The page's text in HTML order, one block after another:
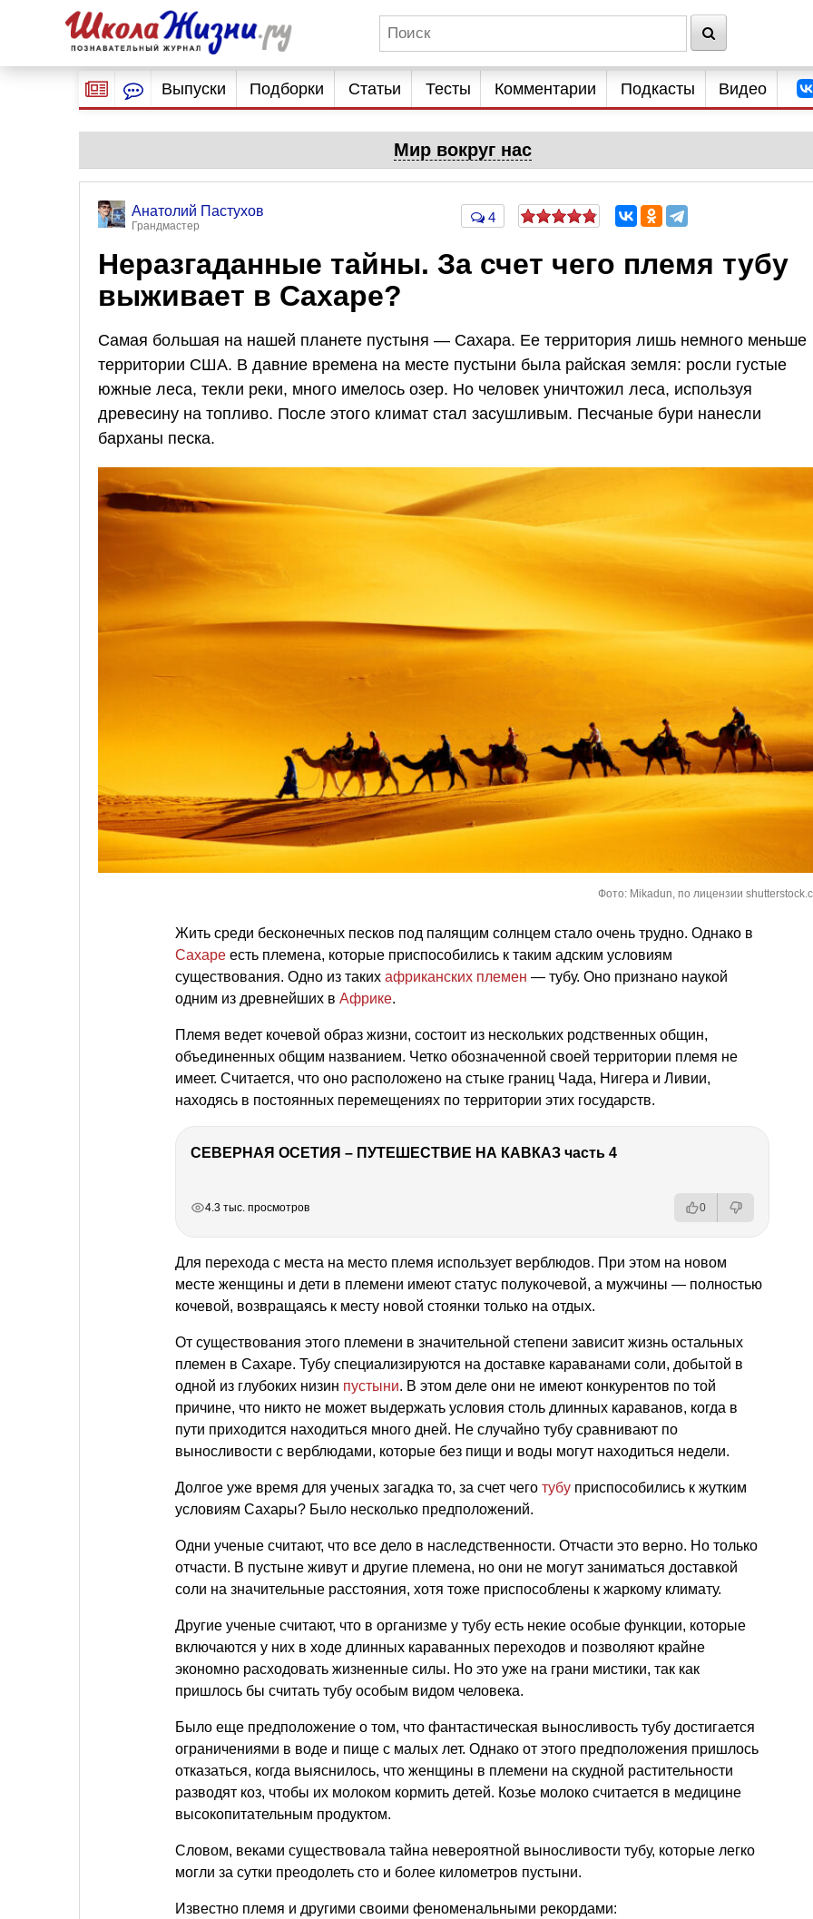
Выпуски Подборки Статьи Тесты Комментарии Подкасты Видео
Мир вокруг нас
Анатолий Пастухов
Грандмастер
4
Неразгаданные тайны. За счет чего племя тубу
выживает в Сахаре?
Самая большая на нашей планете пустыня — Сахара. Ее территория лишь немного меньше
территории США. В давние времена на месте пустыни была райская земля: росли густые
южные леса, текли реки, много имелось озер. Но человек уничтожил леса, используя
древесину на топливо. После этого климат стал засушливым. Песчаные бури нанесли
барханы песка.
Фото: Mikadun, по лицензии
Жить среди бесконечных песков под палящим солнцем стало очень трудно. Однако в
Сахаре есть племена, которые приспособились к таким адским условиям
существования. Одно из таких африканских племен — тубу. Оно признано наукой
одним из древнейших в Африке.
Племя ведет кочевой образ жизни, состоит из нескольких родственных общин,
объединенных общим названием. Четко обозначенной своей территории племя не
имеет. Считается, что оно расположено на стыке границ Чада, Нигера и Ливии,
находясь в постоянных перемещениях по территории этих государств.
СЕВЕРНАЯ ОСЕТИЯ – ПУТЕШЕСТВИЕ НА КАВКАЗ часть 4
4.3 тыс. просмотров 0
Для перехода с места на место племя использует верблюдов. При этом на новом
месте женщины и дети в племени имеют статус полукочевой, а мужчины — полностью
кочевой, возвращаясь к месту новой стоянки только на отдых.
От существования этого племени в значительной степени зависит жизнь остальных
племен в Сахаре. Тубу специализируются на доставке караванами соли, добытой в
одной из глубоких низин пустыни. В этом деле они не имеют конкурентов по той
причине, что никто не может выдержать условия столь длинных караванов, когда в
пути приходится находиться много дней. Не случайно тубу сравнивают по
выносливости с верблюдами, которые без пищи и воды могут находиться недели.
Долгое уже время для ученых загадка то, за счет чего тубу приспособились к жутким
условиям Сахары? Было несколько предположений.
Одни ученые считают, что все дело в наследственности. Отчасти это верно. Но только
отчасти. В пустыне живут и другие племена, но они не могут заниматься доставкой
соли на значительные расстояния, хотя тоже приспособлены к жаркому климату.
Другие ученые считают, что в организме у тубу есть некие особые функции, которые
включаются у них в ходе длинных караванных переходов и позволяют крайне
экономно расходовать жизненные силы. Но это уже на грани мистики, так как
пришлось бы считать тубу особым видом человека.
Было еще предположение о том, что фантастическая выносливость тубу достигается
ограничениями в воде и пище с малых лет. Однако от этого предположения пришлось
отказаться, когда выяснилось, что женщины в племени на скудной растительности
разводят коз, чтобы их молоком кормить детей. Козье молоко считается в медицине
высокопитательным продуктом.
Словом, веками существовала тайна невероятной выносливости тубу, которые легко
могли за сутки преодолеть сто и более километров пустыни.
Известно племя и другими своими феноменальными рекордами: